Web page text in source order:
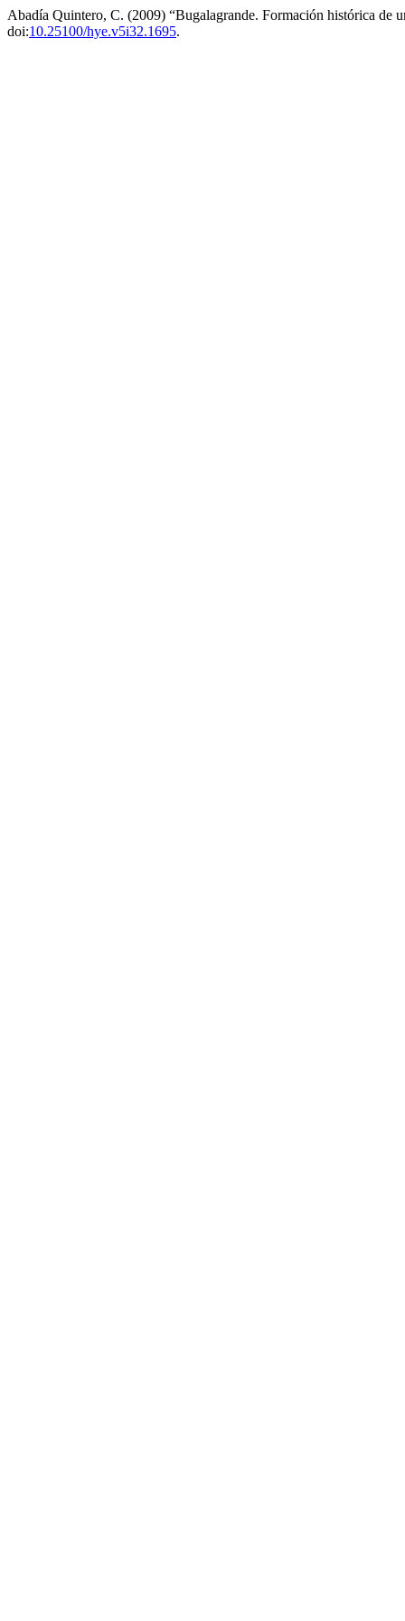
Abadía Quintero, C. (2009) “Bugalagrande. Formación histórica
doi:10.25100/hye.v5i32.1695.